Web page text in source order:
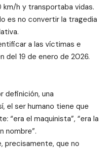
h y transportaba vidas.
es no convertir la tragedia
a las víctimas e
19 de enero de 2026.
definición, una
el ser humano tiene que
“era el maquinista”, “era la
nombre”.
precisamente, que no